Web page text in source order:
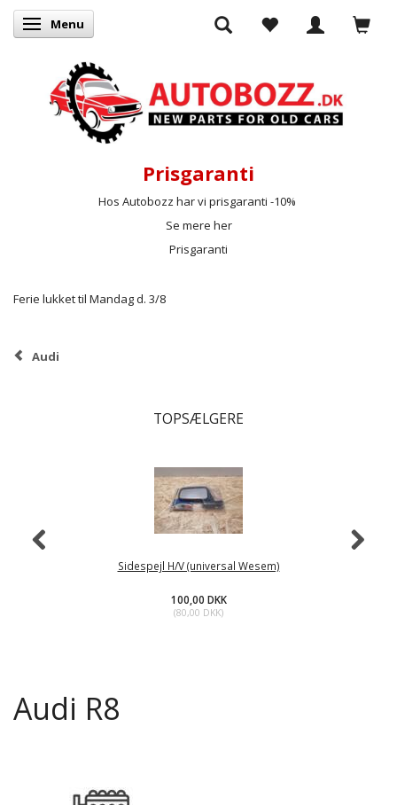
Skifte navigation
Menu
Prisgaranti
Hos Autobozz har vi prisgaranti -10%
Se mere her
Prisgaranti
Ferie lukket til Mandag d. 3/8
Audi
TOPSÆLGERE
Sidespejl H/V (universal Wesem)
100,00 DKK
(80,00 DKK)
Audi R8